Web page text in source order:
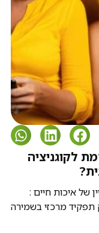
לקוגניציה
של איכות חיים :
מרכזי בשמירה